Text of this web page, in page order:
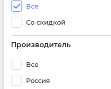
Все
Со скидкой
Производитель
Все
Россия